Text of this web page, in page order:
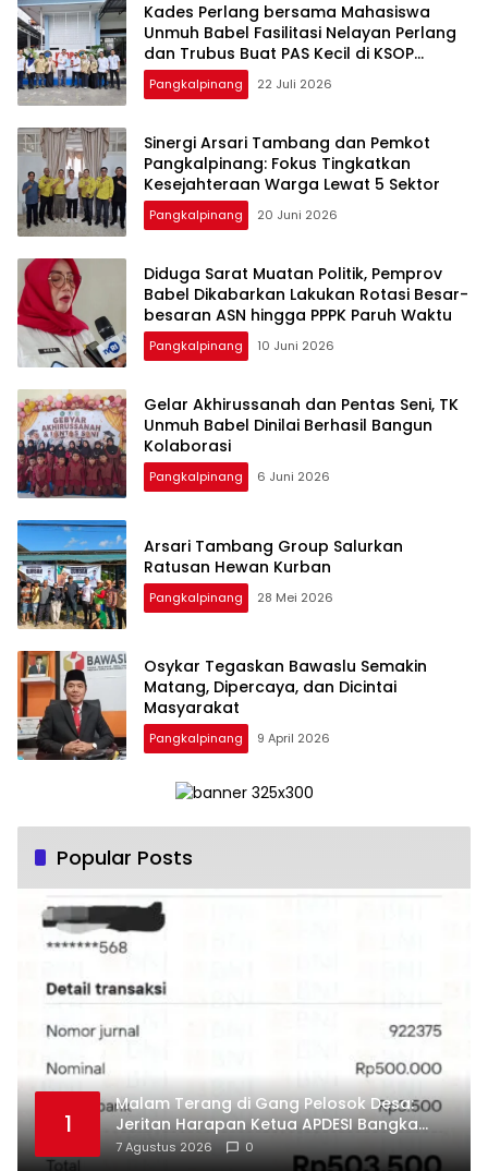
Kades Perlang bersama Mahasiswa
Unmuh Babel Fasilitasi Nelayan Perlang
dan Trubus Buat PAS Kecil di KSOP
Pangkalbalam
Pangkalpinang 22 Juli 2026
‎Sinergi Arsari Tambang dan Pemkot
Pangkalpinang: Fokus Tingkatkan
Pangkalpinang 20 Juni 2026
‎Diduga Sarat Muatan Politik, Pemprov
Babel Dikabarkan Lakukan Rotasi Besar-
Pangkalpinang 10 Juni 2026
‎Gelar Akhirussanah dan Pentas Seni, TK
Unmuh Babel Dinilai Berhasil Bangun
Pangkalpinang 6 Juni 2026
‎Arsari Tambang Group Salurkan
Ratusan Hewan Kurban
Pangkalpinang 28 Mei 2026
Osykar Tegaskan Bawaslu Semakin
Matang, Dipercaya, dan Dicintai
Masyarakat
Pangkalpinang 9 April 2026
Popular Posts
1
Malam Terang di Gang Pelosok Desa:
Jeritan Harapan Ketua APDESI Bangka
Tengah untuk PLN Babel
7 Agustus 2026 0